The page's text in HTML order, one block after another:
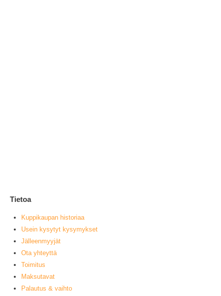
Tietoa
Kuppikaupan historiaa
Usein kysytyt kysymykset
Jälleenmyyjät
Ota yhteyttä
Toimitus
Maksutavat
Palautus & vaihto